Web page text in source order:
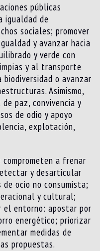
públicas
igualdad de
sociales; promover
y avanzar hacia
y verde con
y al transporte
o avanzar
Asimismo,
paz, convivencia y
de odio y apoyo
explotación,
comprometen a frenar
y desarticular
ocio no consumista;
y cultural;
el entorno: apostar por
energético; priorizar
medidas de
propuestas.